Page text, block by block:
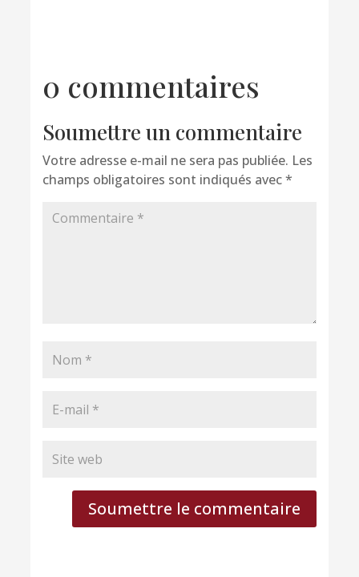
0 commentaires
Soumettre un commentaire
Votre adresse e-mail ne sera pas publiée. Les
champs obligatoires sont indiqués avec*
Soumettre le commentaire